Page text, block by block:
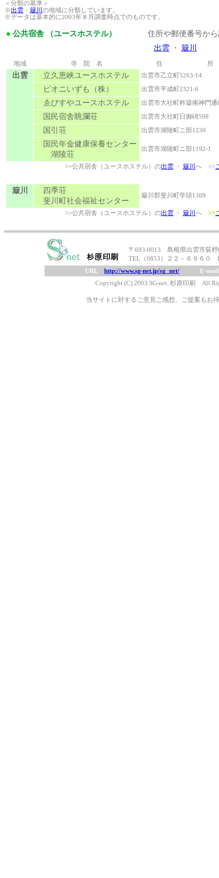
＜分類の基準＞
※出雲 ・ 簸川 の地域に分類しています。
※データは基本的に2003年８月調査時点でのものです。
● 公共宿舎 （ユースホステル）
住所や郵便番号から
出雲 ・ 簸川
地域 寺 院 名 住 所
出雲 立久恵峡ユースホステル 出雲市乙立町5263-14
ピオニいずも（株） 出雲市平成町2321-6
ゑびすやユースホステル 出雲市大社町杵築南神門通
国民宿舎眺瀾荘 出雲市大社町日御碕598
国引荘 出雲市湖陵町ニ部1230
国民年金健康保養センター
湖陵荘
出雲市湖陵町ニ部1192-1
>>公共宿舎（ユースホステル）の出雲 ・ 簸川 へ >>
簸川
四季荘
斐川町社会福祉センター
簸川郡斐川町学頭1369
>>公共宿舎（ユースホステル）の出雲 ・ 簸川 へ >>
〒693-0013 島根県出雲市荻杼
TEL（0853）２２－６９６０
URL http://www.sg-net.jp/sg_net/ E-
Copyright (C) 2003 SG-net. 杉原印刷 All
当サイトに対するご意見ご感想、ご提案もお